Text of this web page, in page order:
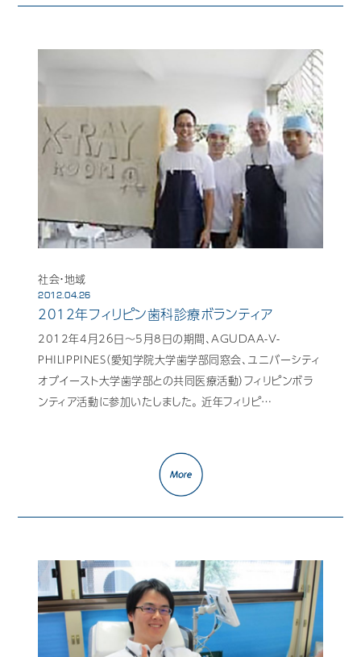
社会・地域
2012.04.26
2012年フィリピン歯科診療ボランティア
2012年4月26日～5月8日の期間、AGUDAA-V-
PHILIPPINES（愛知学院大学歯学部同窓会、ユニバーシティ
オブイースト大学歯学部との共同医療活動）フィリピンボラ
ンティア活動に参加いたしました。 近年フィリピ…